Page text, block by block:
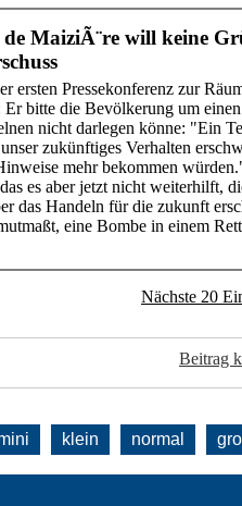
MaiziÃ¨re will keine
ersten Pressekonferenz zur
bitte die Bevölkerung um
nicht darlegen könne: "Ein
zukünftiges Verhalten
mehr bekommen
es aber jetzt nicht weiterhilft,
das Handeln für die zukunft
eine Bombe in einem
Nächste 20
Beitrag
klein normal